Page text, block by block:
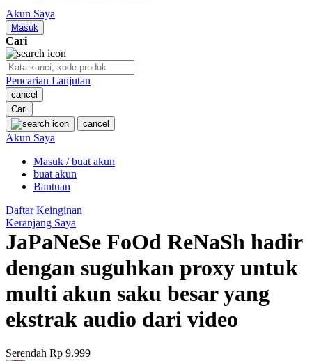
Oh Ma Grain
P
Peachy
Phil & Ted's
Philips Avent
Pigeon
Poled Global
Ponycycle
Puma
Pureats
Akun Saya
Masuk
Cari
Pencarian Lanjutan
cancel
Cari
cancel
Akun Saya
Masuk / buat akun
buat akun
Bantuan
Daftar Keinginan
Keranjang Saya
JaPaNeSe FoOd ReNaSh hadir
dengan suguhkan proxy untuk
multi akun saku besar yang
ekstrak audio dari video
Serendah Rp 9.999